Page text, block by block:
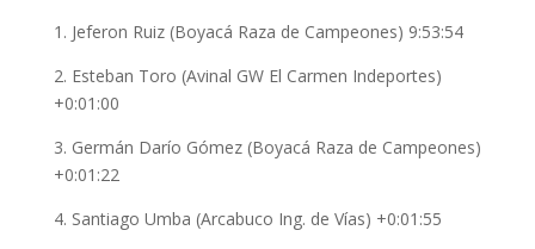
1. Jeferon Ruiz (Boyacá Raza de Campeones) 9:53:54
2. Esteban Toro (Avinal GW El Carmen Indeportes)
+0:01:00
3. Germán Darío Gómez (Boyacá Raza de Campeones)
+0:01:22
4. Santiago Umba (Arcabuco Ing. de Vías) +0:01:55